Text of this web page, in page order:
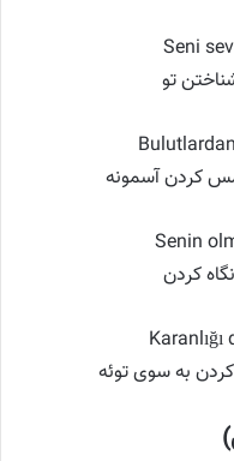
Seni
تو
کردن آسمونه
Senin
کردن
به سوی توئه